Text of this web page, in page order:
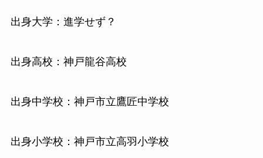
出身大学：進学せず？
出身高校：神戸龍谷高校
出身中学校：神戸市立鷹匠中学校
出身小学校：神戸市立高羽小学校